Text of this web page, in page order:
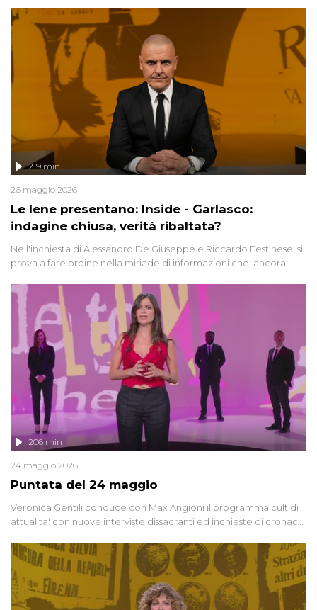
Le Iene presentano: Inside - Garlasco:
indagine chiusa, verità ribaltata?
219 min
26 maggio 2026
Nell'inchiesta di Alessandro De Giuseppe e Riccardo Festinese, si
prova a fare ordine nella miriade di informazioni che, ancora
giudiziarie più discusse degli ultimi anni. Lo speciale ricostruisce la
vicenda mettendo in fila testimonianze, errori, dettagli
controversi e i protagonisti di un'indagine che sembra non avere
fine.
Puntata del 24 maggio
206 min
24 maggio 2026
Veronica Gentili conduce con Max Angioni il programma cult di
attualita' con nuove interviste dissacranti ed inchieste di cronaca